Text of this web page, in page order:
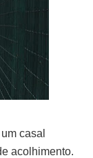
casal
acolhimento.